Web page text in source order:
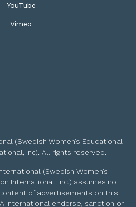
YouTube
Vimeo
(Swedish Women’s Educational
Inc). All rights reserved.
(Swedish Women’s
International, Inc.) assumes no
of advertisements on this
International endorse, sanction or